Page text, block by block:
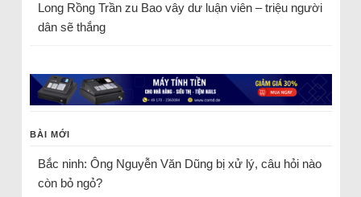
Long Rồng Trầnzu Bao vây dư luận viên – triệu người
dân sẽ thắng
BÀI MỚI
Bắc ninh: Ông Nguyễn Văn Dũng bị xử lý, câu hỏi nào
còn bỏ ngỏ?